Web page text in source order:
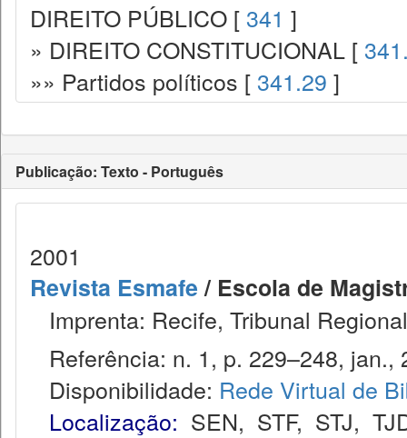
DIREITO PÚBLICO [ 341 ]
» DIREITO CONSTITUCIONAL [
»» Partidos políticos [ 341.29 ]
Publicação: Texto - Português
2001
Revista Esmafe/ Escola de
Imprenta: Recife, Tribunal
Referência: n. 1, p. 229–248, jan.,
Disponibilidade: Rede Virtual de
Localização: SEN, STF, STJ,